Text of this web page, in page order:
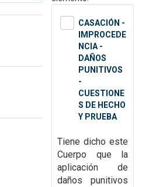
CASACIÓN -
IMPROCEDE
NCIA -
DAÑOS
PUNITIVOS
-
CUESTIONE
S DE HECHO
Y PRUEBA
Tiene dicho este
Cuerpo que la
aplicación de
daños punitivos